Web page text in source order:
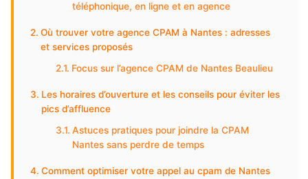
téléphonique, en ligne et en agence
Où trouver votre agence CPAM à Nantes : adresses
et services proposés
Focus sur l’agence CPAM de Nantes Beaulieu
Les horaires d’ouverture et les conseils pour éviter les
pics d’affluence
Astuces pratiques pour joindre la CPAM
Nantes sans perdre de temps
Comment optimiser votre appel au cpam de Nantes